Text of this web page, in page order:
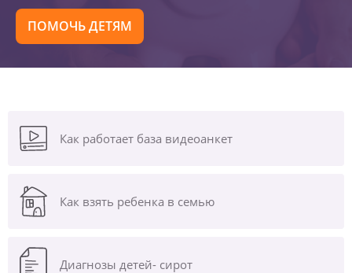
ПОМОЧЬ ДЕТЯМ
Как работает база видеоанкет
Как взять ребенка в семью
Диагнозы детей- сирот